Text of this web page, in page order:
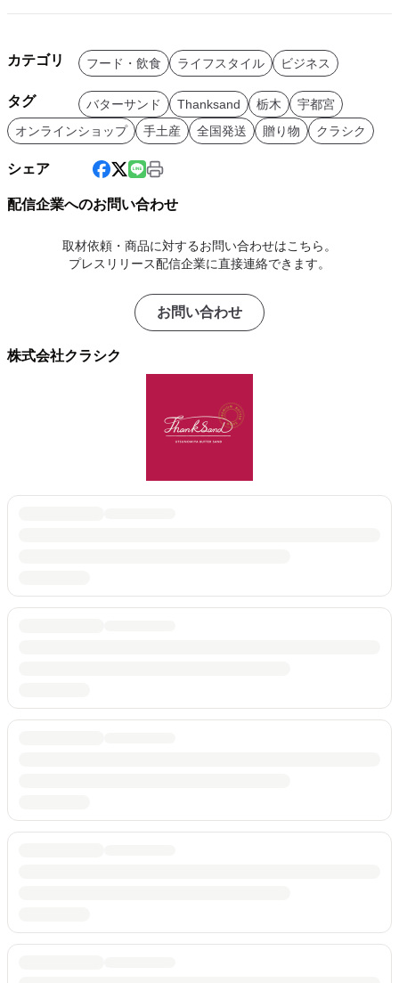
カテゴリ フード・飲食 ライフスタイル ビジネス
タグ バターサンド Thanksand 栃木
宇都宮
オンラインショップ
手土産 全国発送 贈り物 クラシク
シェア
配信企業へのお問い合わせ
取材依頼・商品に対するお問い合わせはこちら。
プレスリリース配信企業に直接連絡できます。
お問い合わせ
株式会社クラシク